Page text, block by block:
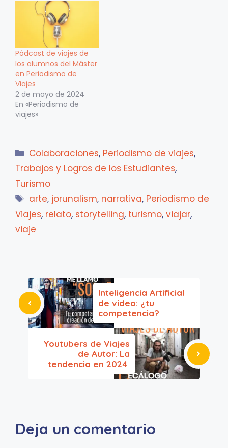
Pódcast de viajes de
los alumnos del Máster
en Periodismo de
Viajes
2 de mayo de 2024
En «Periodismo de
viajes»
Categorías
Colaboraciones, Periodismo de viajes,
Trabajos y Logros de los Estudiantes,
Turismo
Etiquetas
arte, jorunalism, narrativa, Periodismo de
Viajes, relato, storytelling, turismo, viajar,
viaje
Inteligencia Artificial
de video: ¿tu
competencia?
Youtubers de Viajes
de Autor: La
tendencia en 2024
Deja un comentario